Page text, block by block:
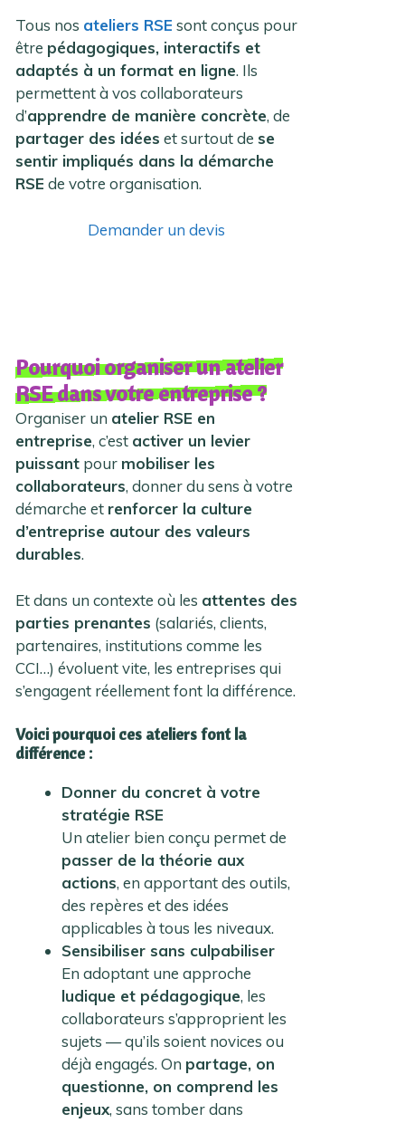
Tous nos ateliers RSE sont conçus pour
être pédagogiques, interactifs et
adaptés à un format en ligne. Ils
permettent à vos collaborateurs
d’apprendre de manière concrète, de
partager des idées et surtout dese
sentir impliqués dans la démarche
RSE de votre organisation.
Demander un devis
Pourquoi organiser un atelier
RSE dans votre entreprise ?
Organiser un atelier RSE en
entreprise, c’est activer un levier
puissant pour mobiliser les
collaborateurs, donner du sens à votre
démarche et renforcer la culture
d’entreprise autour des valeurs
durables.
Et dans un contexte où les attentes des
parties prenantes (salariés, clients,
partenaires, institutions comme les
CCI…) évoluent vite, les entreprises qui
s’engagent réellement font la différence.
Voici pourquoi ces ateliers font la
différence :
Donner du concret à votre
stratégie RSE
Un atelier bien conçu permet de
passer de la théorie aux
actions, en apportant des outils,
des repères et des idées
applicables à tous les niveaux.
Sensibiliser sans culpabiliser
En adoptant une approche
ludique et pédagogique, les
collaborateurs s’approprient les
sujets — qu’ils soient novices ou
déjà engagés. On partage, on
questionne, on comprend les
enjeux, sans tomber dans